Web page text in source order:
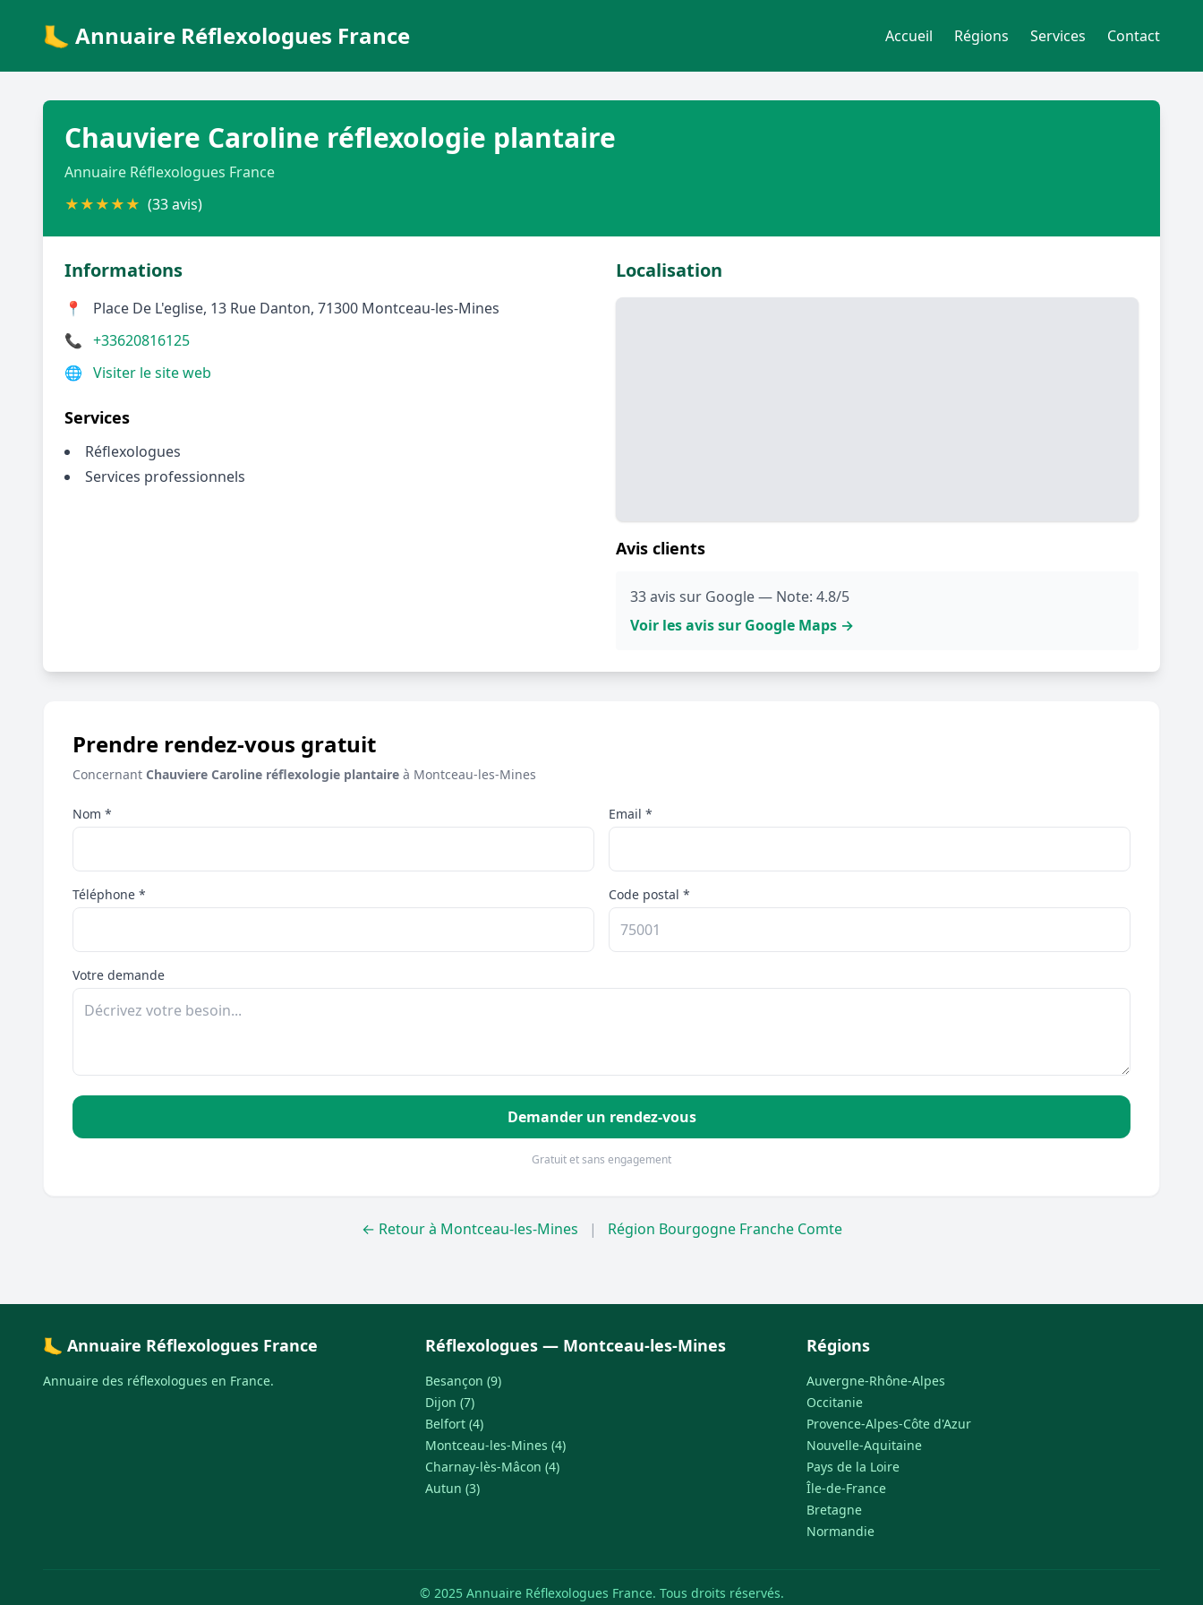
🦶 Annuaire Réflexologues France Accueil Régions Services Contact
Chauviere Caroline réflexologie plantaire
Annuaire Réflexologues France
★★★★★ (33 avis)
Informations
📍
Place De L'eglise, 13 Rue Danton, 71300 Montceau-les-Mines
📞 +33620816125
🌐 Visiter le site web
Services
Réflexologues
Services professionnels
Localisation
Avis clients
33 avis sur Google — Note: 4.8/5
Voir les avis sur Google Maps →
Prendre rendez-vous gratuit
Concernant Chauviere Caroline réflexologie plantaire à Montceau-les-Mines
Nom * Email *
Téléphone * Code postal *
Votre demande
Demander un rendez-vous
Gratuit et sans engagement
← Retour à Montceau-les-Mines | Région Bourgogne Franche Comte
🦶 Annuaire Réflexologues France
Annuaire des réflexologues en France.
Réflexologues — Montceau-les-Mines
Besançon (9)
Dijon (7)
Belfort (4)
Montceau-les-Mines (4)
Charnay-lès-Mâcon (4)
Autun (3)
Régions
Auvergne-Rhône-Alpes
Occitanie
Provence-Alpes-Côte d'Azur
Nouvelle-Aquitaine
Pays de la Loire
Île-de-France
Bretagne
Normandie
© 2025 Annuaire Réflexologues France. Tous droits réservés.